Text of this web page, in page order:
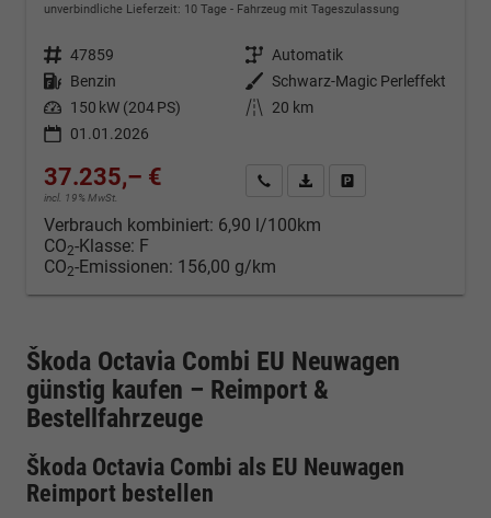
unverbindliche Lieferzeit: 10 Tage Fahrzeug mit Tageszulassung
Fahrzeugnr. 47859 Getriebe Automatik
Kraftstoff Benzin Außenfarbe Schwarz-Magic Perleffekt
Leistung 150 kW (204 PS) Kilometerstand
20 km
01.01.2026
37.235,– €
incl. 19% MwSt.
Kontakt & Angebot anfordern
PDF-Datei, Fahrzeugexposé
Verbrauch kombiniert: 6,90 l/100km
CO2-Klasse: F
CO2-Emissionen: 156,00 g/km
Škoda Octavia Combi EU Neuwagen
günstig kaufen – Reimport &
Bestellfahrzeuge
Škoda Octavia Combi als EU Neuwagen
Reimport bestellen